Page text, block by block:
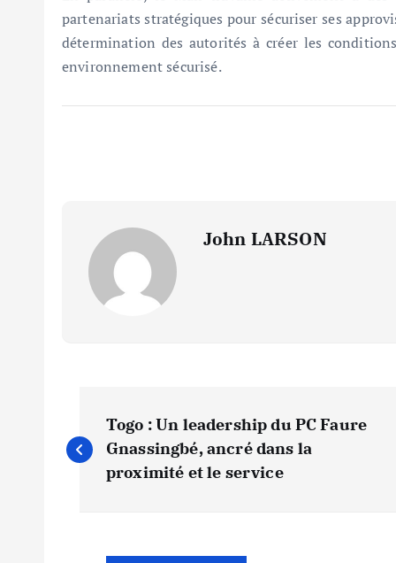
partenariats stratégiques pour sécuriser ses
détermination des autorités à créer les
environnement sécurisé.
John LARSON
a
Togo : Un leadership du PC Faure
Gnassingbé, ancré dans la
proximité et le service